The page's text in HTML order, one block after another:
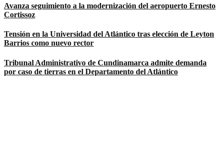
Avanza seguimiento a la modernización del aeropuerto Ernesto
Cortissoz
Tensión en la Universidad del Atlántico tras elección de Leyton
Barrios como nuevo rector
Tribunal Administrativo de Cundinamarca admite demanda
por caso de tierras en el Departamento del Atlántico